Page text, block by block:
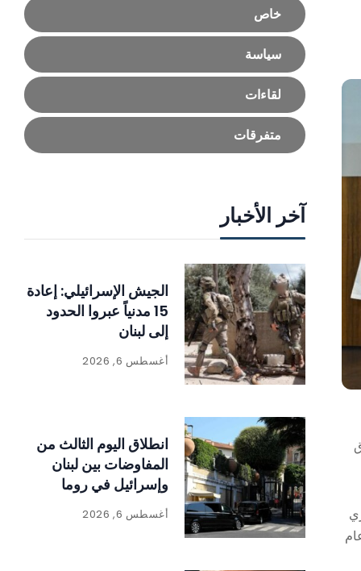
خاص
سياسة
لقاءات
متفرقات
آخر الأخبار
الجيش الإسرائيلي: إعادة
15 مدنياً عبروا الحدود
إلى لبنان
أغسطس 6, 2026
انطلاق اليوم الثالث من
المفاوضات بين لبنان
وإسرائيل في روما
أغسطس 6, 2026